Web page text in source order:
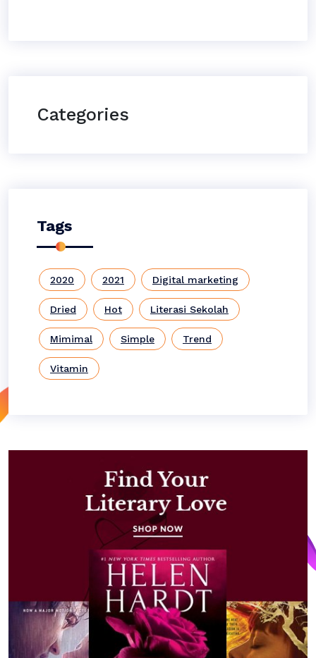
Categories
Tags
2020 2021 Digital marketing
Dried Hot Literasi Sekolah
Mimimal Simple Trend
Vitamin